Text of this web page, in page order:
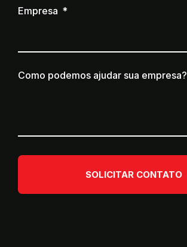
Empresa
Como podemos ajudar sua empresa?
SOLICITAR CONTATO